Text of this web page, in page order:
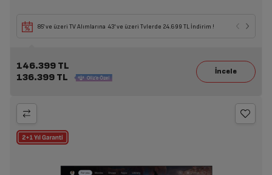
85' ve üzeri TV Alımlarına 43' ve üzeri Tvlerde 24.699 TL İndirim !
146.399 TL
136.399 TL